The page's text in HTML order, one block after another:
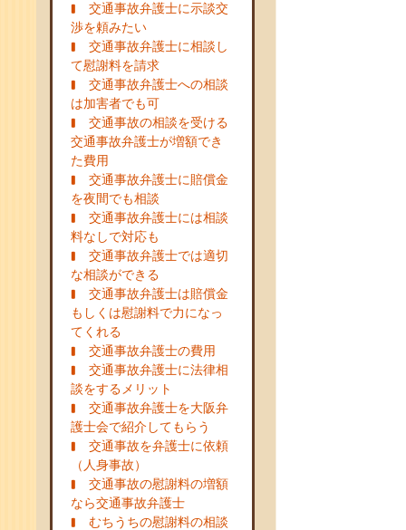
交通事故弁護士に示談交
渉を頼みたい
交通事故弁護士に相談し
て慰謝料を請求
交通事故弁護士への相談
は加害者でも可
交通事故の相談を受ける
交通事故弁護士が増額でき
た費用
交通事故弁護士に賠償金
を夜間でも相談
交通事故弁護士には相談
料なしで対応も
交通事故弁護士では適切
な相談ができる
交通事故弁護士は賠償金
もしくは慰謝料で力になっ
てくれる
交通事故弁護士の費用
交通事故弁護士に法律相
談をするメリット
交通事故弁護士を大阪弁
護士会で紹介してもらう
交通事故を弁護士に依頼
（人身事故）
交通事故の慰謝料の増額
なら交通事故弁護士
むちうちの慰謝料の相談